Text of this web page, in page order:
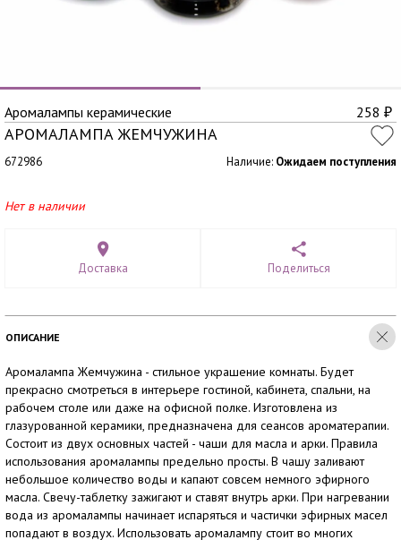
Аромалампы керамические 258 ₽
АРОМАЛАМПА ЖЕМЧУЖИНА
672986 Наличие: Ожидаем поступления
Нет в наличии
Доставка Поделиться
ОПИСАНИЕ
Аромалампа Жемчужина - стильное украшение комнаты. Будет
прекрасно смотреться в интерьере гостиной, кабинета, спальни, на
рабочем столе или даже на офисной полке. Изготовлена из
глазурованной керамики, предназначена для сеансов ароматерапии.
Состоит из двух основных частей - чаши для масла и арки. Правила
использования аромалампы предельно просты. В чашу заливают
небольшое количество воды и капают совсем немного эфирного
масла. Свечу-таблетку зажигают и ставят внутрь арки. При нагревании
вода из аромалампы начинает испаряться и частички эфирных масел
попадают в воздух. Использовать аромалампу стоит во многих